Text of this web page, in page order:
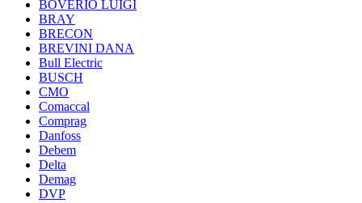
BOVERIO LUIGI
BRAY
BRECON
BREVINI DANA
Bull Electric
BUSCH
CMO
Comaccal
Comprag
Danfoss
Debem
Delta
Demag
DVP